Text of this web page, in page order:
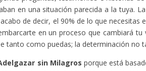
en una situación parecida a la tuya.
de decir, el 90% de lo que necesitas
en un proceso que cambiará tu
tanto como puedas; la determinación no
sin Milagros porque está